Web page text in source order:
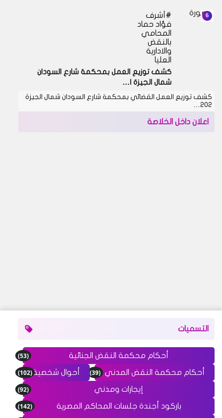
أشرف
فؤاد حماد
المحامي
بالنقض
والادارية
العليا
كشف توزيع العمل بمحكمة شارع السودان
شمال الجيزة ا…
كشف توزيع العمل القضائي بمحكمة شارع السودان شمال الجيزة
202…
اعلان داخل الخلاصة
التسميات
أحكام محكمة النقض الجنائية (53)
أحكام محكمة النقض المدني (39) أحوال شخصية(102)
إيجارات ومدني (92)
باركود أجندة جلسات المحاكم المصرية (142)